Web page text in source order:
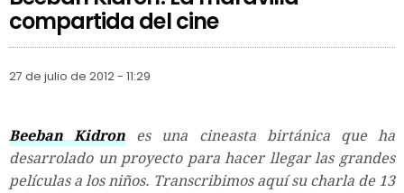
compartida del cine
27 de julio de 2012 - 11:29
Beeban Kidron es una cineasta birtánica que ha
desarrolado un proyecto para hacer llegar las grandes
películas a los niños. Transcribimos aquí su charla de 13